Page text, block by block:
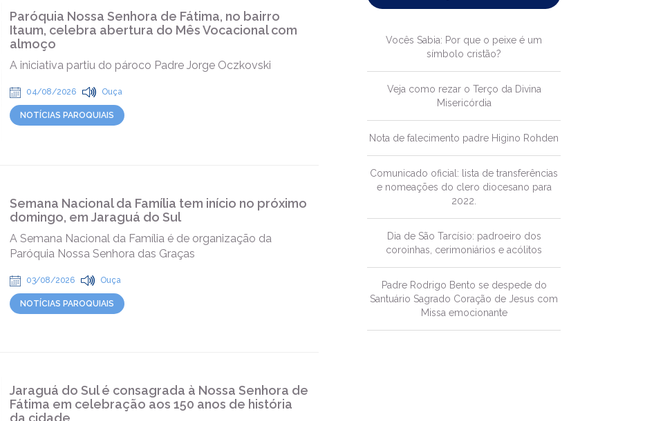
Paróquia Nossa Senhora de Fátima, no bairro
Itaum, celebra abertura do Mês Vocacional com
almoço
A iniciativa partiu do pároco Padre Jorge Oczkovski
04/08/2026 Ouça
NOTÍCIAS PAROQUIAIS
Semana Nacional da Família tem início no próximo
domingo, em Jaraguá do Sul
A Semana Nacional da Família é de organização da
Paróquia Nossa Senhora das Graças
03/08/2026 Ouça
NOTÍCIAS PAROQUIAIS
Jaraguá do Sul é consagrada à Nossa Senhora de
Fátima em celebração aos 150 anos de história
da cidade
Vocês Sabia: Por que o peixe é um
símbolo cristão?
Veja como rezar o Terço da Divina
Misericórdia
Nota de falecimento padre Higino Rohden
Comunicado oficial: lista de transferências
e nomeações do clero diocesano para
2022.
Dia de São Tarcísio: padroeiro dos
coroinhas, cerimoniários e acólitos
Padre Rodrigo Bento se despede do
Santuário Sagrado Coração de Jesus com
Missa emocionante